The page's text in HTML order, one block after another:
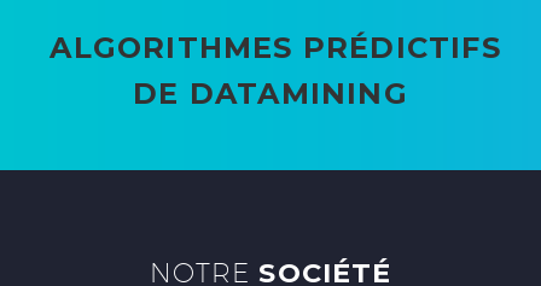
ALGORITHMES PRÉDICTIFS
DE DATAMINING
NOTRE SOCIÉTÉ